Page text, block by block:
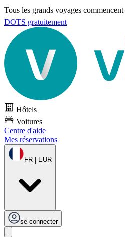
Tous les grands voyages
DOTS gratuitement
Hôtels
Voitures
Centre d'aide
Mes réservations
FR | EUR
se connecter